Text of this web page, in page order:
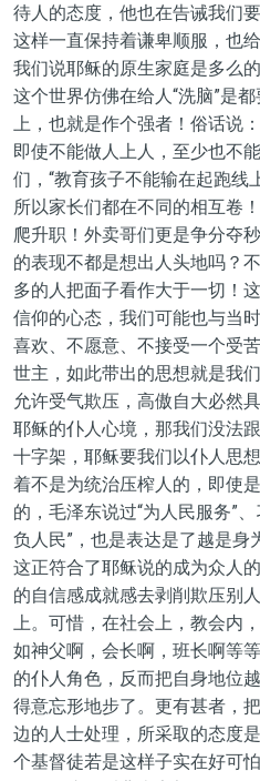
待人的态度，他也在告诫我们
这样一直保持着谦卑顺服，也
我们说耶稣的原生家庭是多么
这个世界仿佛在给人“洗脑”是
上，也就是作个强者！俗话说
即使不能做人上人，至少也不
们，“教育孩子不能输在起跑线
所以家长们都在不同的相互卷
爬升职！外卖哥们更是争分夺
的表现不都是想出人头地吗？
多的人把面子看作大于一切！
信仰的心态，我们可能也与当
喜欢、不愿意、不接受一个受
世主，如此带出的思想就是我
允许受气欺压，高傲自大必然
耶稣的仆人心境，那我们没法
十字架，耶稣要我们以仆人思
着不是为统治压榨人的，即使
的，毛泽东说过“为人民服务”
负人民”，也是表达是了越是身
这正符合了耶稣说的成为众人
的自信感成就感去剥削欺压别
上。可惜，在社会上，教会内
如神父啊，会长啊，班长啊等
的仆人角色，反而把自身地位
得意忘形地步了。更有甚者，
边的人士处理，所采取的态度
个基督徒若是这样子实在好可